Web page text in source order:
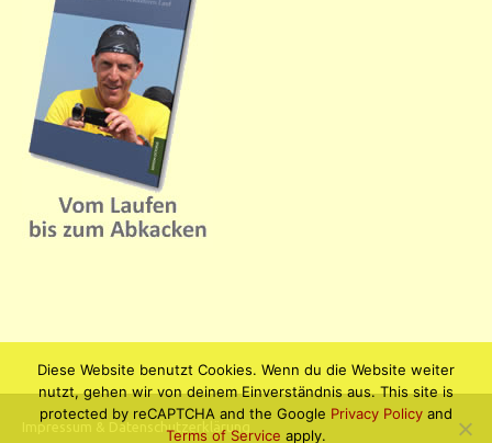
Impressum & Datenschutzerklärung
Diese Website benutzt Cookies. Wenn du die Website weiter
nutzt, gehen wir von deinem Einverständnis aus. This site is
protected by reCAPTCHA and the Google Privacy Policy and
Terms of Service apply.